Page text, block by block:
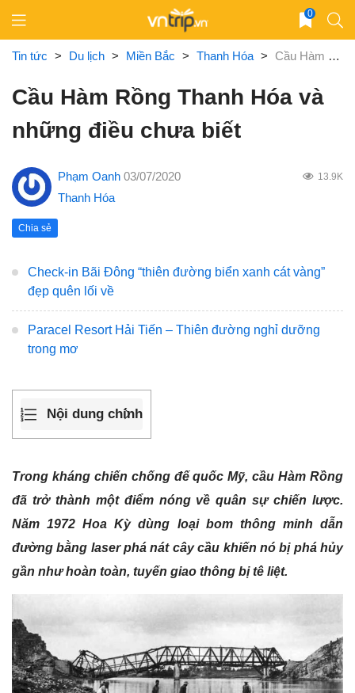
content
0
Tin tức > Du lịch > Miền Bắc > Thanh Hóa > Cầu Hàm Rồng Thanh Hóa và những điều chưa biết
Cầu Hàm Rồng Thanh Hóa và
những điều chưa biết
Phạm Oanh 03/07/2020 13.9K
Thanh Hóa
Chia sẻ
Check-in Bãi Đông “thiên đường biển xanh cát vàng”
đẹp quên lối về
Paracel Resort Hải Tiến – Thiên đường nghỉ dưỡng
trong mơ
Nội dung chính
Trong kháng chiến chống đế quốc Mỹ, cầu Hàm Rồng
đã trở thành một điểm nóng về quân sự chiến lược.
Năm 1972 Hoa Kỳ dùng loại bom thông minh dẫn
đường bằng laser phá nát cây cầu khiến nó bị phá hủy
gần như hoàn toàn, tuyến giao thông bị tê liệt.